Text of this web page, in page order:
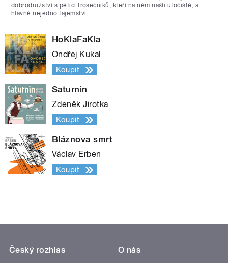
dobrodružství s pěticí trosečníků, kteří na něm našli útočiště, a
hlavně nejedno tajemství.
HoKlaFaKla
Ondřej Kukal
Koupit
Saturnin
Zdeněk Jirotka
Koupit
Bláznova smrt
Václav Erben
Koupit
Český rozhlas
O nás